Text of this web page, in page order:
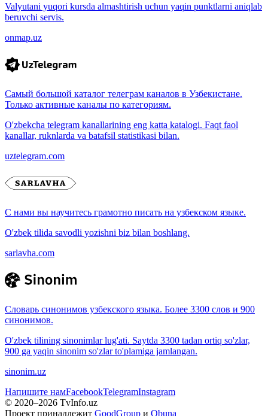
Valyutani yuqori kursda almashtirish uchun yaqin punktlarni aniqlab
beruvchi servis.
onmap.uz
Самый большой каталог телеграм каналов в Узбекистане.
Только активные каналы по категориям.
O'zbekcha telegram kanallarining eng katta katalogi. Faqt faol
kanallar, ruknlarda va batafsil statistikasi bilan.
uztelegram.com
С нами вы научитесь грамотно писать на узбекском языке.
O'zbek tilida savodli yozishni biz bilan boshlang.
sarlavha.com
Словарь синонимов узбекского языка. Более 3300 слов и 900
синонимов.
O'zbek tilining sinonimlar lug'ati. Saytda 3300 tadan ortiq so'zlar,
900 ga yaqin sinonim so'zlar to'plamiga jamlangan.
sinonim.uz
Напишите намFacebookTelegramInstagram
© 2020–2026 TvInfo.uz
Проект принадлежит GoodGroup и Obuna